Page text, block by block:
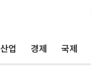
산업 경제 국제